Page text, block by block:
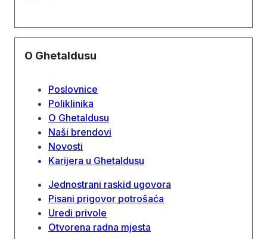
O Ghetaldusu
Poslovnice
Poliklinika
O Ghetaldusu
Naši brendovi
Novosti
Karijera u Ghetaldusu
Jednostrani raskid ugovora
Pisani prigovor potrošaća
Uredi privole
Otvorena radna mjesta